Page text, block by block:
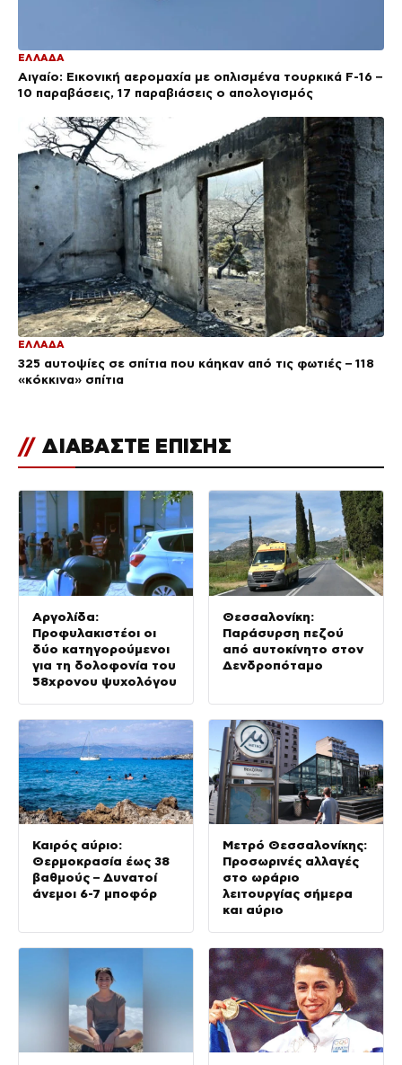
ΕΛΛΑΔΑ
Αιγαίο: Εικονική αερομαχία με οπλισμένα τουρκικά F-16 –
10 παραβάσεις, 17 παραβιάσεις ο απολογισμός
ΕΛΛΑΔΑ
325 αυτοψίες σε σπίτια που κάηκαν από τις φωτιές – 118
«κόκκινα» σπίτια
// ΔΙΑΒΑΣΤΕ ΕΠΙΣΗΣ
Αργολίδα:
Προφυλακιστέοι οι
δύο κατηγορούμενοι
για τη δολοφονία του
58χρονου ψυχολόγου
Θεσσαλονίκη:
Παράσυρση πεζού
από αυτοκίνητο στον
Δενδροπόταμο
Καιρός αύριο:
Θερμοκρασία έως 38
βαθμούς – Δυνατοί
άνεμοι 6-7 μποφόρ
Μετρό Θεσσαλονίκης:
Προσωρινές αλλαγές
στο ωράριο
λειτουργίας σήμερα
και αύριο